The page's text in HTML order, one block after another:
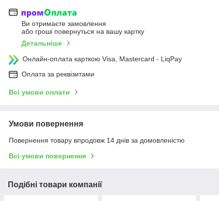
Ви отримаєте замовлення
або гроші повернуться на вашу картку
Детальніше
Онлайн-оплата карткою Visa, Mastercard - LiqPay
Оплата за реквізитами
Всі умови оплати
Умови повернення
Повернення товару впродовж 14 днів за домовленістю
Всі умови повернення
Подібні товари компанії